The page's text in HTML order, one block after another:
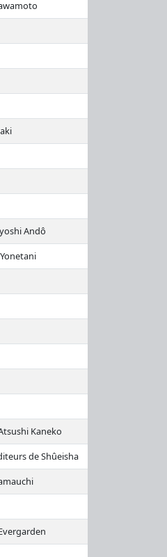
Andô
Kaneko
de Shûeisha